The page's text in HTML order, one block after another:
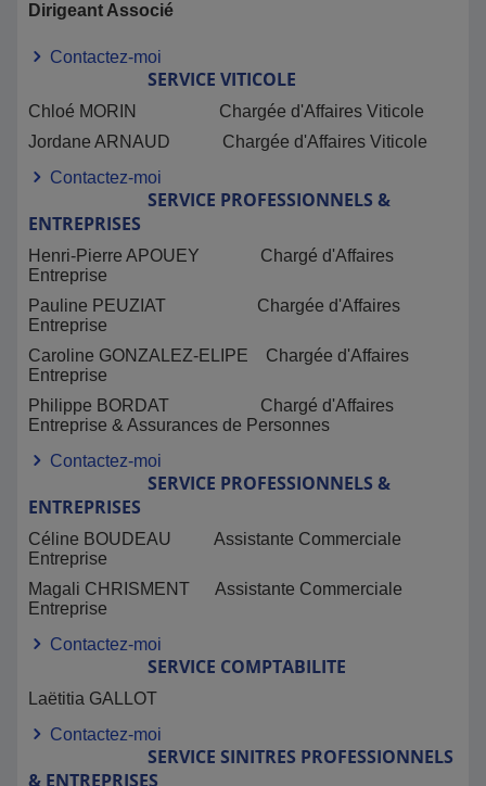
Dirigeant Associé
Contactez-moi
SERVICE VITICOLE
Chloé MORIN Chargée d'Affaires Viticole
Jordane ARNAUD Chargée d'Affaires Viticole
Contactez-moi
SERVICE PROFESSIONNELS &
ENTREPRISES
Henri-Pierre APOUEY Chargé d'Affaires
Entreprise
Pauline PEUZIAT Chargée d'Affaires
Entreprise
Caroline GONZALEZ-ELIPE Chargée d'Affaires
Entreprise
Philippe BORDAT Chargé d'Affaires
Entreprise & Assurances de Personnes
Contactez-moi
SERVICE PROFESSIONNELS &
ENTREPRISES
Céline BOUDEAU Assistante Commerciale
Entreprise
Magali CHRISMENT Assistante Commerciale
Entreprise
Contactez-moi
SERVICE COMPTABILITE
Laëtitia GALLOT
Contactez-moi
SERVICE SINITRES PROFESSIONNELS
& ENTREPRISES